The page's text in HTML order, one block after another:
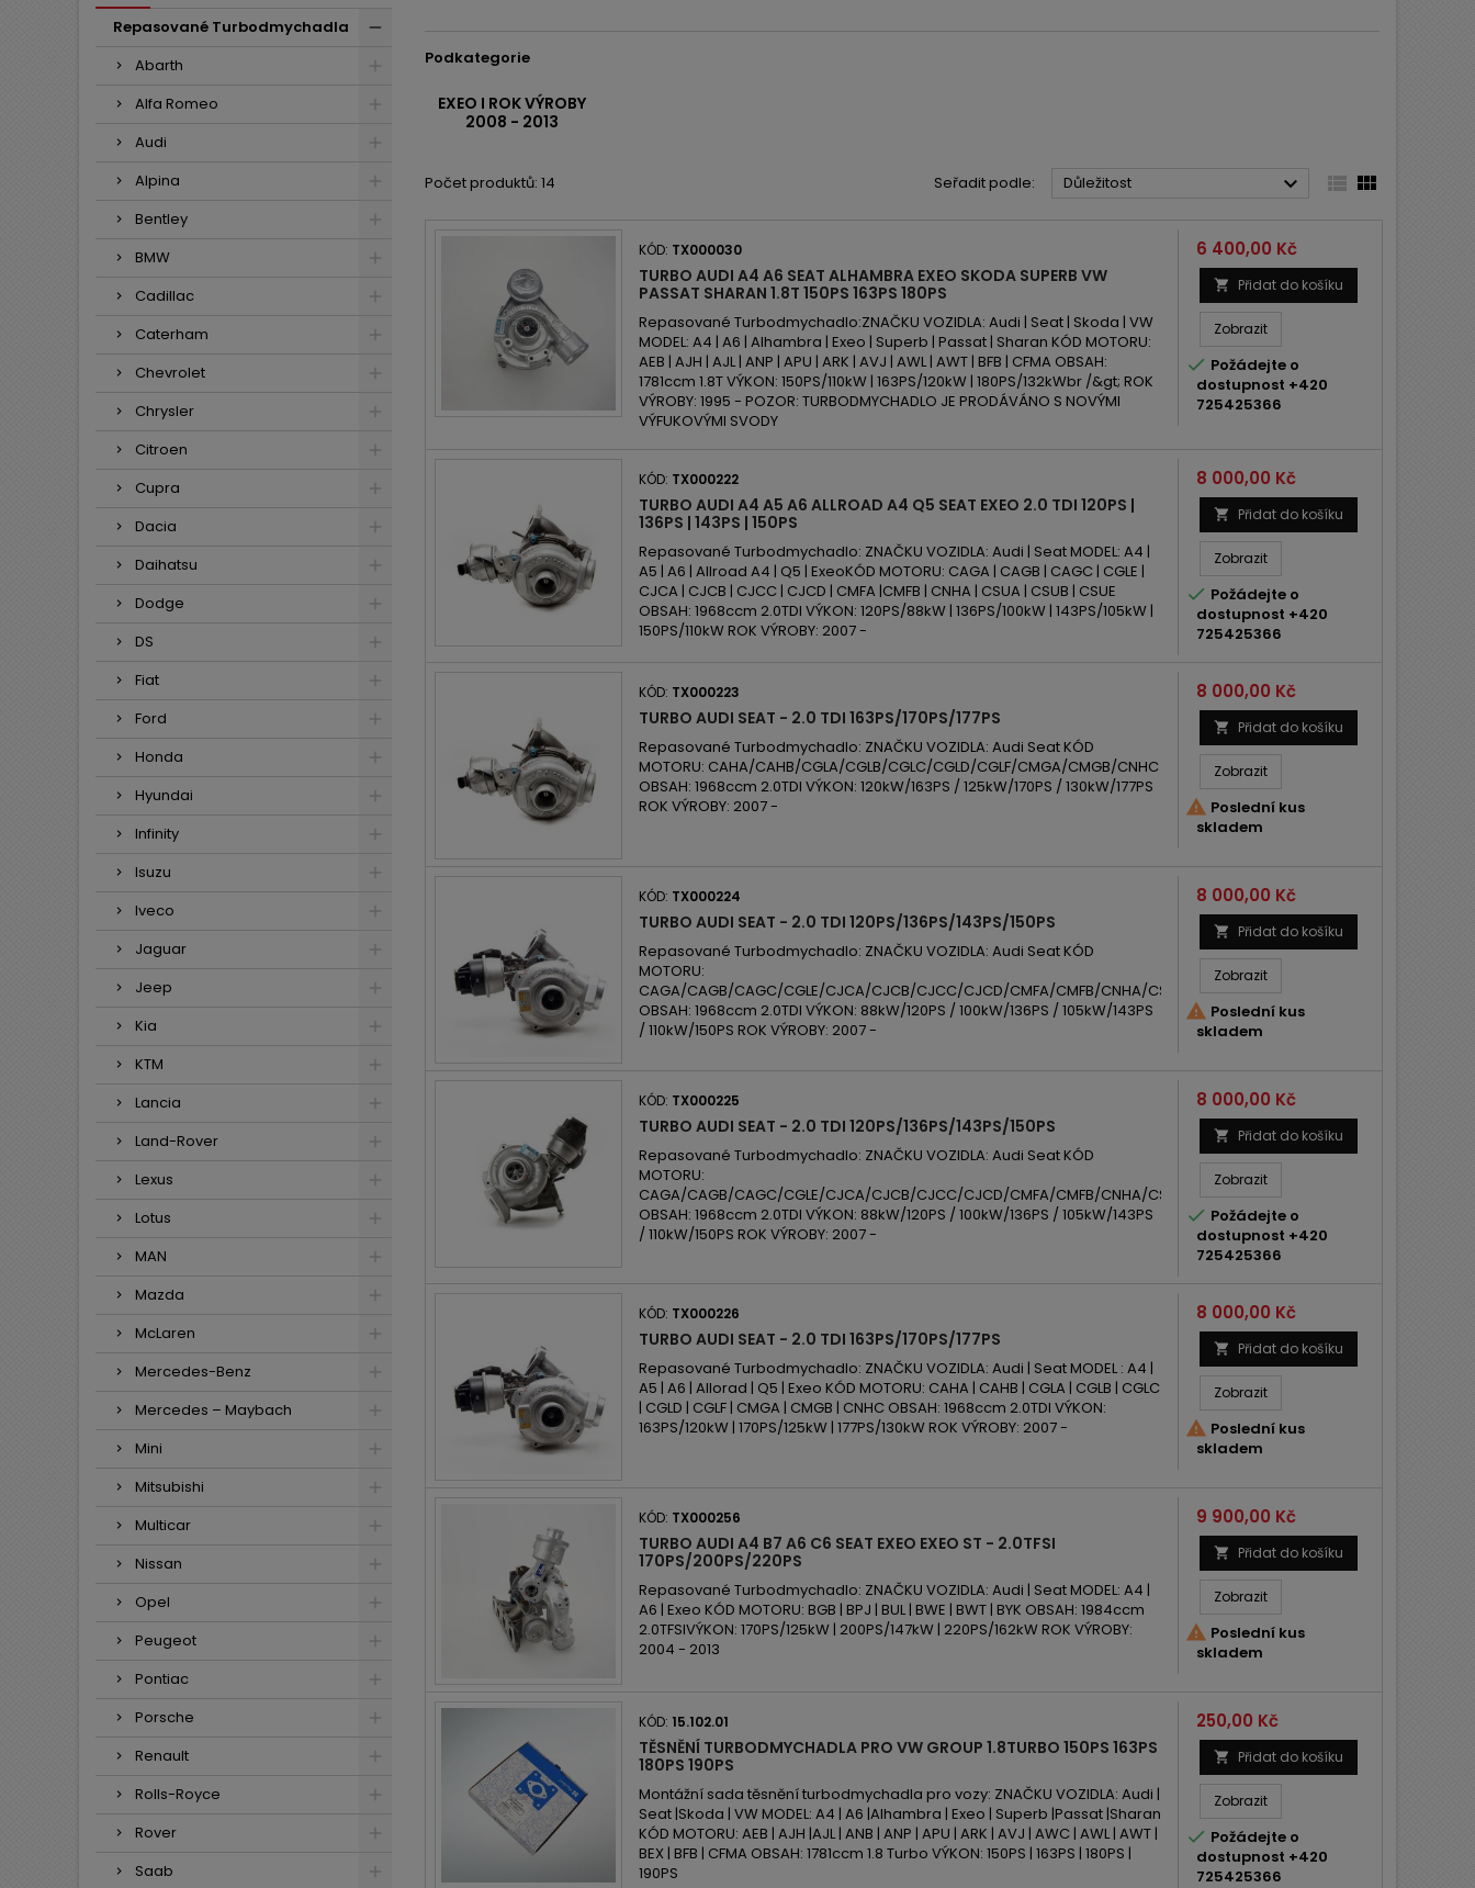
Repasované Turbodmychadla
Abarth
Alfa Romeo
Audi
Alpina
Bentley
BMW
Cadillac
Caterham
Chevrolet
Chrysler
Citroen
Cupra
Dacia
Daihatsu
Dodge
DS
Fiat
Ford
Honda
Hyundai
Infinity
Isuzu
Iveco
Jaguar
Jeep
Kia
KTM
Lancia
Land-Rover
Lexus
Lotus
MAN
Mazda
McLaren
Mercedes-Benz
Mercedes – Maybach
Mini
Mitsubishi
Multicar
Nissan
Opel
Peugeot
Pontiac
Porsche
Renault
Rolls-Royce
Rover
Saab
Podkategorie
EXEO I ROK VÝROBY
2008 - 2013
Počet produktů: 14 Seřadit podle: Důležitost   
KÓD: TX000030
TURBO AUDI A4 A6 SEAT ALHAMBRA EXEO SKODA SUPERB VW
PASSAT SHARAN 1.8T 150PS 163PS 180PS
Repasované Turbodmychadlo:ZNAČKU VOZIDLA: Audi | Seat | Skoda | VW
MODEL: A4 | A6 | Alhambra | Exeo | Superb | Passat | Sharan KÓD MOTORU:
AEB | AJH | AJL | ANP | APU | ARK | AVJ | AWL | AWT | BFB | CFMA OBSAH:
1781ccm 1.8T VÝKON: 150PS/110kW | 163PS/120kW | 180PS/132kWbr /&gt; ROK
VÝROBY: 1995 - POZOR: TURBODMYCHADLO JE PRODÁVÁNO S NOVÝMI
VÝFUKOVÝMI SVODY
Cena
6 400,00 Kč
 Přidat do košíku
Zobrazit
 Požádejte o
dostupnost +420
725425366
KÓD: TX000222
TURBO AUDI A4 A5 A6 ALLROAD A4 Q5 SEAT EXEO 2.0 TDI 120PS |
136PS | 143PS | 150PS
Repasované Turbodmychadlo: ZNAČKU VOZIDLA: Audi | Seat MODEL: A4 |
A5 | A6 | Allroad A4 | Q5 | ExeoKÓD MOTORU: CAGA | CAGB | CAGC | CGLE |
CJCA | CJCB | CJCC | CJCD | CMFA |CMFB | CNHA | CSUA | CSUB | CSUE
OBSAH: 1968ccm 2.0TDI VÝKON: 120PS/88kW | 136PS/100kW | 143PS/105kW |
150PS/110kW ROK VÝROBY: 2007 -
Cena
8 000,00 Kč
 Přidat do košíku
Zobrazit
 Požádejte o
dostupnost +420
725425366
KÓD: TX000223
TURBO AUDI SEAT - 2.0 TDI 163PS/170PS/177PS
Repasované Turbodmychadlo: ZNAČKU VOZIDLA: Audi Seat KÓD
MOTORU: CAHA/CAHB/CGLA/CGLB/CGLC/CGLD/CGLF/CMGA/CMGB/CNHC
OBSAH: 1968ccm 2.0TDI VÝKON: 120kW/163PS / 125kW/170PS / 130kW/177PS
ROK VÝROBY: 2007 -
Cena
8 000,00 Kč
 Přidat do košíku
Zobrazit
 Poslední kus
skladem
KÓD: TX000224
TURBO AUDI SEAT - 2.0 TDI 120PS/136PS/143PS/150PS
Repasované Turbodmychadlo: ZNAČKU VOZIDLA: Audi Seat KÓD
MOTORU:
CAGA/CAGB/CAGC/CGLE/CJCA/CJCB/CJCC/CJCD/CMFA/CMFB/CNHA/CSUA/CSUB/CSUE
OBSAH: 1968ccm 2.0TDI VÝKON: 88kW/120PS / 100kW/136PS / 105kW/143PS
/ 110kW/150PS ROK VÝROBY: 2007 -
Cena
8 000,00 Kč
 Přidat do košíku
Zobrazit
 Poslední kus
skladem
KÓD: TX000225
TURBO AUDI SEAT - 2.0 TDI 120PS/136PS/143PS/150PS
Repasované Turbodmychadlo: ZNAČKU VOZIDLA: Audi Seat KÓD
MOTORU:
CAGA/CAGB/CAGC/CGLE/CJCA/CJCB/CJCC/CJCD/CMFA/CMFB/CNHA/CSUA/CSUB/CSUE
OBSAH: 1968ccm 2.0TDI VÝKON: 88kW/120PS / 100kW/136PS / 105kW/143PS
/ 110kW/150PS ROK VÝROBY: 2007 -
Cena
8 000,00 Kč
 Přidat do košíku
Zobrazit
 Požádejte o
dostupnost +420
725425366
KÓD: TX000226
TURBO AUDI SEAT - 2.0 TDI 163PS/170PS/177PS
Repasované Turbodmychadlo: ZNAČKU VOZIDLA: Audi | Seat MODEL : A4 |
A5 | A6 | Allorad | Q5 | Exeo KÓD MOTORU: CAHA | CAHB | CGLA | CGLB | CGLC
| CGLD | CGLF | CMGA | CMGB | CNHC OBSAH: 1968ccm 2.0TDI VÝKON:
163PS/120kW | 170PS/125kW | 177PS/130kW ROK VÝROBY: 2007 -
Cena
8 000,00 Kč
 Přidat do košíku
Zobrazit
 Poslední kus
skladem
KÓD: TX000256
TURBO AUDI A4 B7 A6 C6 SEAT EXEO EXEO ST - 2.0TFSI
170PS/200PS/220PS
Repasované Turbodmychadlo: ZNAČKU VOZIDLA: Audi | Seat MODEL: A4 |
A6 | Exeo KÓD MOTORU: BGB | BPJ | BUL | BWE | BWT | BYK OBSAH: 1984ccm
2.0TFSIVÝKON: 170PS/125kW | 200PS/147kW | 220PS/162kW ROK VÝROBY:
2004 - 2013
Cena
9 900,00 Kč
 Přidat do košíku
Zobrazit
 Poslední kus
skladem
KÓD: 15.102.01
TĚSNĚNÍ TURBODMYCHADLA PRO VW GROUP 1.8TURBO 150PS 163PS
180PS 190PS
Montážní sada těsnění turbodmychadla pro vozy: ZNAČKU VOZIDLA: Audi |
Seat |Skoda | VW MODEL: A4 | A6 |Alhambra | Exeo | Superb |Passat |Sharan
KÓD MOTORU: AEB | AJH |AJL | ANB | ANP | APU | ARK | AVJ | AWC | AWL | AWT |
BEX | BFB | CFMA OBSAH: 1781ccm 1.8 Turbo VÝKON: 150PS | 163PS | 180PS |
190PS
Cena
250,00 Kč
 Přidat do košíku
Zobrazit
 Požádejte o
dostupnost +420
725425366